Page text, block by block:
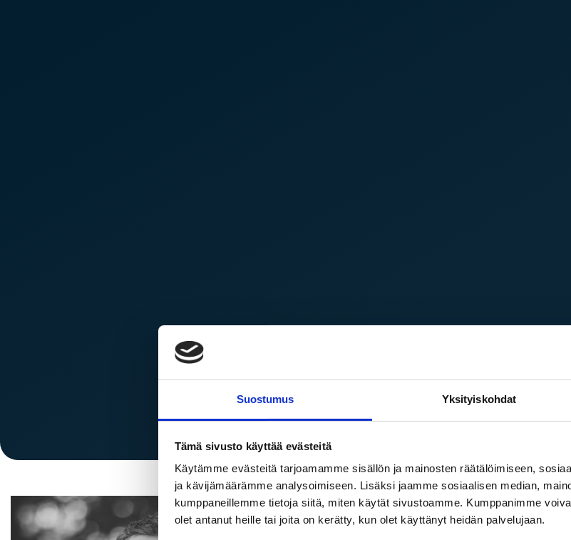
Suostumus Yksityiskohdat
Tämä sivusto käyttää evästeitä
Käytämme evästeitä tarjoamamme sisällön ja mainosten räätälöimiseen,
ja kävijämäärämme analysoimiseen. Lisäksi jaamme sosiaalisen median,
kumppaneillemme tietoja siitä, miten käytät sivustoamme. Kumppanimme
olet antanut heille tai joita on kerätty, kun olet käyttänyt heidän palvelujaan.
CF-Opiskelijamessut Oy, Hämeentie 157, 5th floor, 00560